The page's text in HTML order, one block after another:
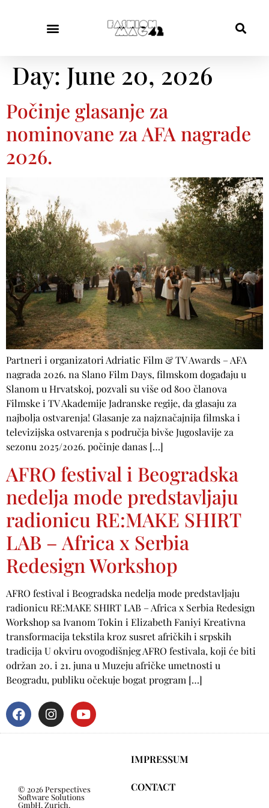
Day: June 20, 2026
Počinje glasanje za
nominovane za AFA nagrade
2026.
Partneri i organizatori Adriatic Film & TV Awards – AFA
nagrada 2026. na Slano Film Days, filmskom događaju u
Slanom u Hrvatskoj, pozvali su više od 800 članova
Filmske i TV Akademije Jadranske regije, da glasaju za
najbolja ostvarenja! Glasanje za najznačajnija filmska i
televizijska ostvarenja s područja bivše Jugoslavije za
sezonu 2025/2026. počinje danas […]
AFRO festival i Beogradska
nedelja mode predstavljaju
radionicu RE:MAKE SHIRT
LAB – Africa x Serbia
Redesign Workshop
AFRO festival i Beogradska nedelja mode predstavljaju
radionicu RE:MAKE SHIRT LAB – Africa x Serbia Redesign
Workshop sa Ivanom Tokin i Elizabeth Faniyi Kreativna
transformacija tekstila kroz susret afričkih i srpskih
tradicija U okviru ovogodišnjeg AFRO festivala, koji će biti
održan 20. i 21. juna u Muzeju afričke umetnosti u
Beogradu, publiku očekuje bogat program […]
© 2026 Perspectives
Software Solutions
GmbH, Zurich,
IMPRESSUM
CONTACT